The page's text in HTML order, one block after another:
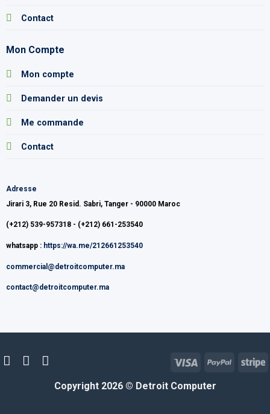
Contact
Mon Compte
Mon compte
Demander un devis
Me commande
Contact
Adresse
Jirari 3, Rue 20 Resid. Sabri, Tanger - 90000 Maroc
(+212) 539-957318 - (+212) 661-253540
whatsapp : https://wa.me/212661253540
commercial@detroitcomputer.ma
contact@detroitcomputer.ma
Copyright 2026 © Detroit Computer
Visa PayPal